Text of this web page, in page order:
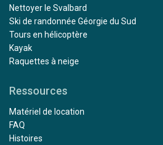
Nettoyer le Svalbard
Ski de randonnée Géorgie du Sud
Tours en hélicoptère
Kayak
Raquettes à neige
Ressources
Matériel de location
FAQ
Histoires